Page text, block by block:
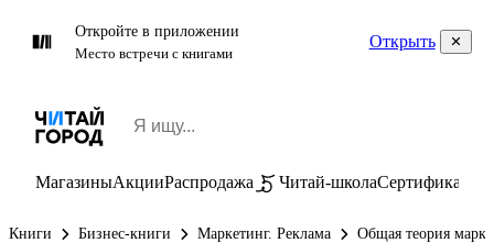
Откройте в приложении
Место встречи с книгами
Открыть
МагазиныАкцииРаспродажа Читай-школаСертификаты
Книги Бизнес-книги Маркетинг. Реклама Общая теория